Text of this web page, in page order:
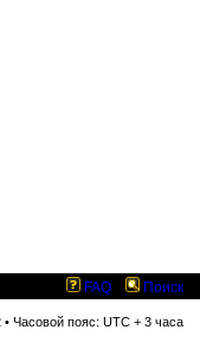
FAQ Поиск
Часовой пояс: UTC + 3 часа